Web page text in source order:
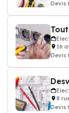
Devis
16
Devis
8
Devis